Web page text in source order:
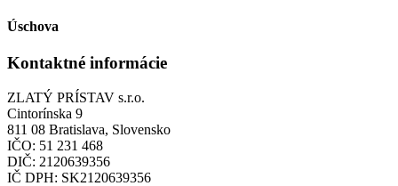
Úschova
Kontaktné informácie
ZLATÝ PRÍSTAV s.r.o.
Cintorínska 9
811 08 Bratislava, Slovensko
IČO: 51 231 468
DIČ: 2120639356
IČ DPH: SK2120639356